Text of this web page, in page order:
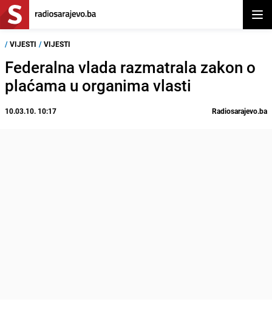
/ VIJESTI / VIJESTI
Federalna vlada razmatrala zakon o
plaćama u organima vlasti
10.03.10. 10:17 Radiosarajevo.ba